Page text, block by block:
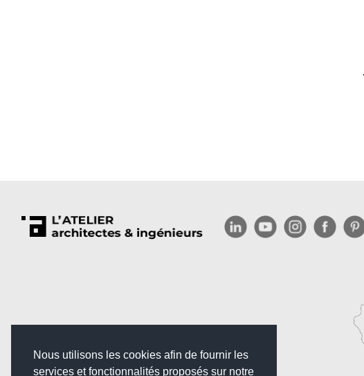
Nous utilisons les cookies afin de fournir les
services et fonctionnalités proposés sur notre